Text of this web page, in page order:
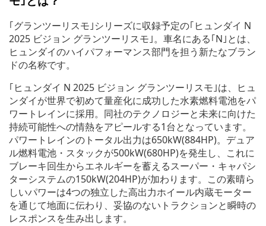
｢グランツーリスモ｣シリーズに収録予定の｢ヒュンダイ N
2025 ビジョン グランツーリスモ｣。車名にある｢N｣とは、
ヒュンダイのハイパフォーマンス部門を担う新たなブラン
ドの名称です。
｢ヒュンダイ N 2025 ビジョン グランツーリスモ｣は、ヒュ
ンダイが世界で初めて量産化に成功した水素燃料電池をパ
ワートレインに採用。同社のテクノロジーと未来に向けた
持続可能性への情熱をアピールする1台となっています。
パワートレインのトータル出力は650kW(884HP)。デュア
ル燃料電池・スタックが500kW(680HP)を発生し、これに
ブレーキ回生からエネルギーを蓄えるスーパー・キャパシ
ターシステムの150kW(204HP)が加わります。この素晴ら
しいパワーは4つの独立した高出力ホイール内蔵モーター
を通じて地面に伝わり、妥協のないトラクションと瞬時の
レスポンスを生み出します。